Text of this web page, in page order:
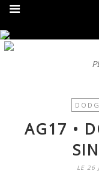
AG17 •
LE 26